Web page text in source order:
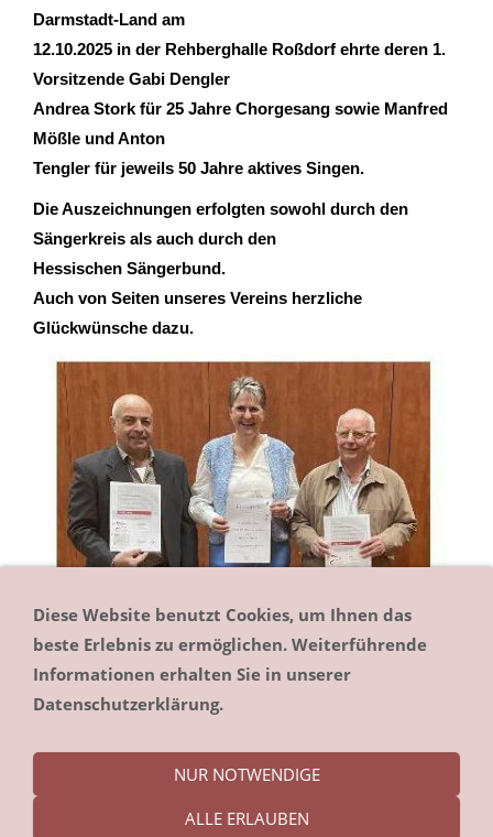
Darmstadt-Land am
12.10.2025 in der Rehberghalle Roßdorf ehrte deren 1.
Vorsitzende Gabi Dengler
Andrea Stork für 25 Jahre Chorgesang sowie Manfred
Mößle und Anton
Tengler für jeweils 50 Jahre aktives Singen.
Die Auszeichnungen erfolgten sowohl durch den
Sängerkreis als auch durch den
Hessischen Sängerbund.
Auch von Seiten unseres Vereins herzliche
Glückwünsche dazu.
Diese Website benutzt Cookies, um Ihnen das
beste Erlebnis zu ermöglichen. Weiterführende
Informationen erhalten Sie in unserer
Datenschutzerklärung.
NUR NOTWENDIGE
ALLE ERLAUBEN